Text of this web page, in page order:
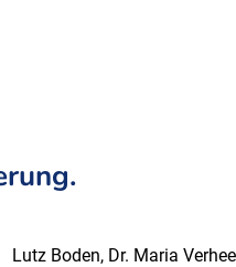
Lutz Boden, Dr. Maria